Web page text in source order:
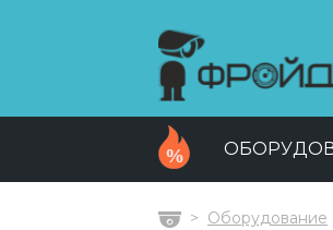
ГлавнаяОборудование